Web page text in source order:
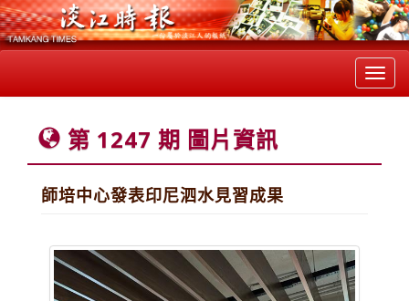
第 1247 期 圖片資訊
師培中心發表印尼泗水見習成果